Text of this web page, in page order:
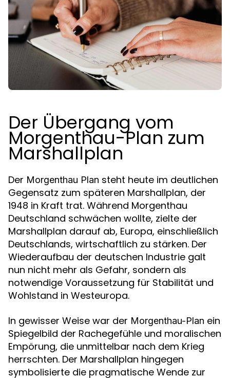
Der Übergang vom
Morgenthau-Plan zum
Marshallplan
Der Morgenthau Plan steht heute im deutlichen
Gegensatz zum späteren Marshallplan, der
1948 in Kraft trat. Während Morgenthau
Deutschland schwächen wollte, zielte der
Marshallplan darauf ab, Europa, einschließlich
Deutschlands, wirtschaftlich zu stärken. Der
Wiederaufbau der deutschen Industrie galt
nun nicht mehr als Gefahr, sondern als
notwendige Voraussetzung für Stabilität und
Wohlstand in Westeuropa.
In gewisser Weise war der Morgenthau-Plan ein
Spiegelbild der Rachegefühle und moralischen
Empörung, die unmittelbar nach dem Krieg
herrschten. Der Marshallplan hingegen
symbolisierte die pragmatische Wende zur